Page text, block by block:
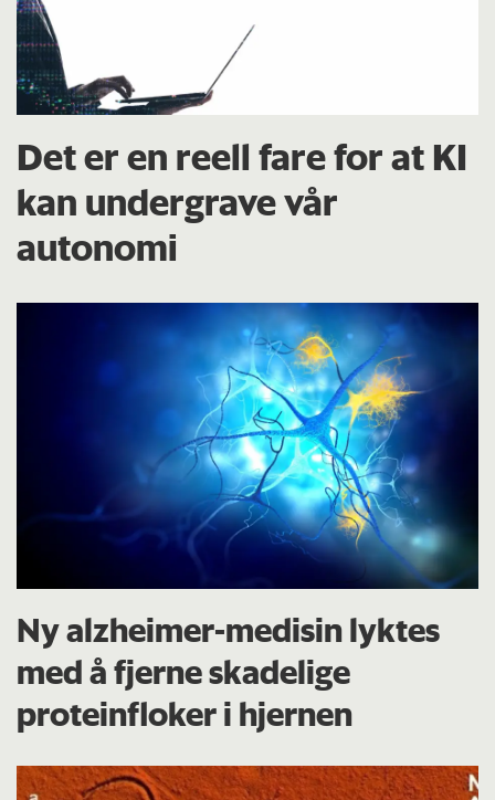
Det er en reell fare for at KI
kan undergrave vår
autonomi
Ny alzheimer-medisin lyktes
med å fjerne skadelige
proteinfloker i hjernen